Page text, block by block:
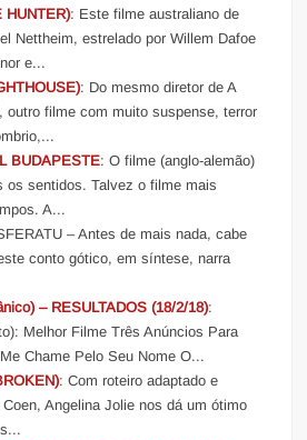
HUNTER): Este filme australiano de
Nettheim, estrelado por Willem Dafoe
e...
: Do mesmo diretor de A
outro filme com muito suspense, terror
BUDAPESTE: O filme (anglo-alemão)
os sentidos. Talvez o filme mais
A...
– Antes de mais nada, cabe
conto gótico, em síntese, narra
– RESULTADOS (18/2/18):
Melhor Filme Três Anúncios Para
Chame Pelo Seu Nome O...
: Com roteiro adaptado e
Angelina Jolie nos dá um ótimo